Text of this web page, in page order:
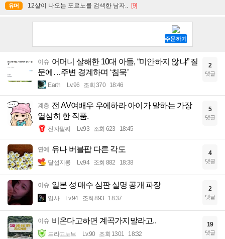
유머 12살이 나오는 포르노를 검색한 남자.. [9]
이슈 어머니 살해한 10대 아들, “미안하지 않냐” 질
문에…주변 경계하며 ‘침묵’
Earth Lv.96 조회 370 18:46
2
댓글
계층 전 AV여배우 우에하라 아이가 말하는 가장
열심히 한 작품.
전자팔찌 Lv.93 조회 623 18:45
5
댓글
연예 유나 버블팝 다른 각도
달섭지롱 Lv.94 조회 882 18:38
4
댓글
이슈 일본 성 매수 심판 실명 공개 파장
입사 Lv.94 조회 893 18:37
2
댓글
이슈 비온다고하면 계곡가지말라고..
드라고노브 Lv.90 조회 1301 18:32
19
댓글